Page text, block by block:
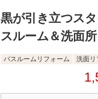
黒が引き立つス
スルーム＆洗面所
バスルームリフォーム 洗面リ